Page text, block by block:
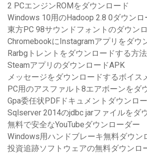
2 PCエンジンROMをダウンロード
Windows 10用のHadoop 2.8 0ダウンロ
東方PC 98サウンドフォントのダウン
ChromebookにInstagramアプリをダウ
Rarbgトレントをダウンロードする方法
SteamアプリのダウンロードAPK
メッセージをダウンロードするボイス
PC用のアスファルト8エアボーンをダ
Gpa委任状PDFドキュメントダウンロ
Sqlserver 2014のjdbc jarファイルをダ
無料で安全なYouTubeダウンローダー
Windows用ハンドブレーキ無料ダウン
投資追跡ソフトウェアの無料ダウンロ